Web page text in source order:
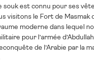
souk est connu pour ses
visitons le Fort de
moderne dans lequel
pour l’armée
de l’Arabie par la